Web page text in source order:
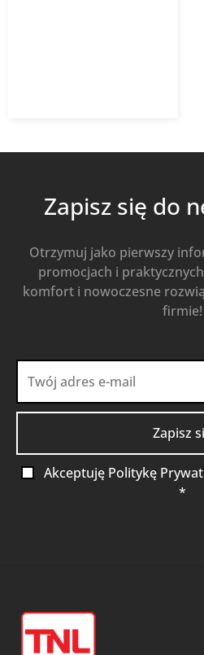
Zapisz się do
Otrzymuj jako pierwszy
promocjach i
komfort i nowoczesne
firmie!
Akceptuję Politykę
*